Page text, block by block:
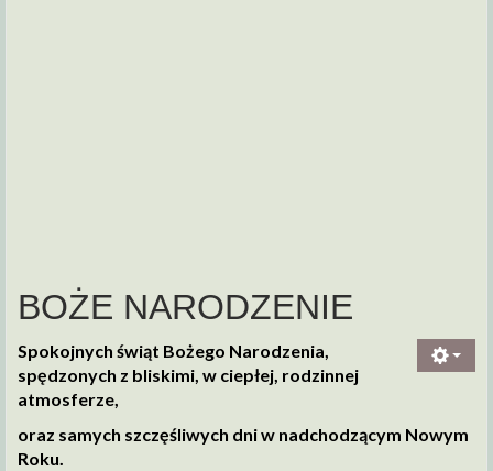
BOŻE NARODZENIE
Spokojnych świąt Bożego Narodzenia,
spędzonych z bliskimi, w ciepłej, rodzinnej
atmosferze,
oraz samych szczęśliwych dni w nadchodzącym Nowym
Roku.